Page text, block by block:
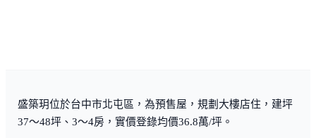
盛築玥位於台中市北屯區，為預售屋，規劃大樓店住，建坪
37～48坪、3～4房，實價登錄均價36.8萬/坪。